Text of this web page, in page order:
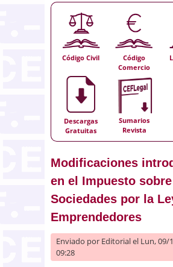
Código Civil
Código
Comercio
Descargas
Gratuitas
Sumarios
Revista
Modificaciones
en el Impuesto sobre
Sociedades por la
Emprendedores
Enviado por Editorialel Lun, 09/
09:28